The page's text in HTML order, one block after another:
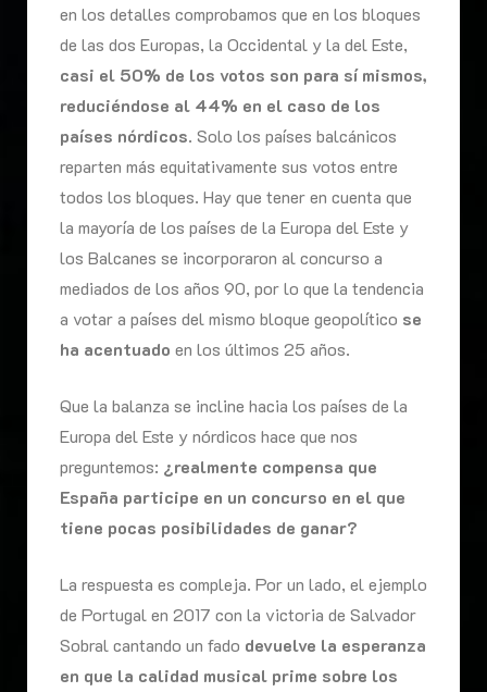
en los detalles comprobamos que en los bloques
de las dos Europas, la Occidental y la del Este,
casi el 50% de los votos son para sí mismos,
reduciéndose al 44% en el caso de los
países nórdicos. Solo los países balcánicos
reparten más equitativamente sus votos entre
todos los bloques. Hay que tener en cuenta que
la mayoría de los países de la Europa del Este y
los Balcanes se incorporaron al concurso a
mediados de los años 90, por lo que la tendencia
a votar a países del mismo bloque geopolítico se
ha acentuado en los últimos 25 años.
Que la balanza se incline hacia los países de la
Europa del Este y nórdicos hace que nos
preguntemos: ¿realmente compensa que
España participe en un concurso en el que
tiene pocas posibilidades de ganar?
La respuesta es compleja. Por un lado, el ejemplo
de Portugal en 2017 con la victoria de Salvador
Sobral cantando un fado devuelve la esperanza
en que la calidad musical prime sobre los